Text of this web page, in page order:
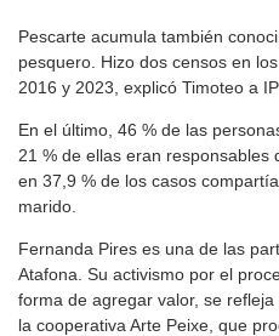
Pescarte acumula también
pesquero. Hizo dos censos en
2016 y 2023, explicó Timoteo a
En el último, 46 % de las
21 % de ellas eran responsables
en 37,9 % de los casos
marido.
Fernanda Pires es una de las
Atafona. Su activismo por el
forma de agregar valor, se
la cooperativa Arte Peixe, que